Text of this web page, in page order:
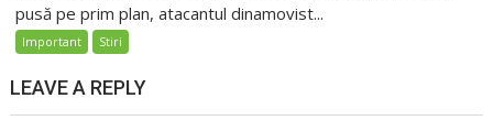
pusă pe prim plan, atacantul dinamovist...
Important Stiri
LEAVE A REPLY